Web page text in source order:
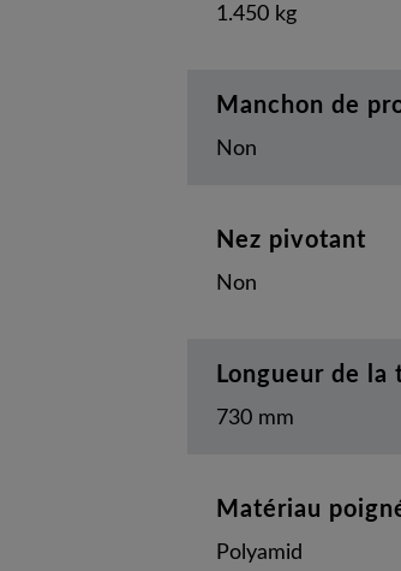
1.450 kg
Manchon de
Non
Nez pivotant
Non
Longueur de la
730 mm
Matériau
Polyamid